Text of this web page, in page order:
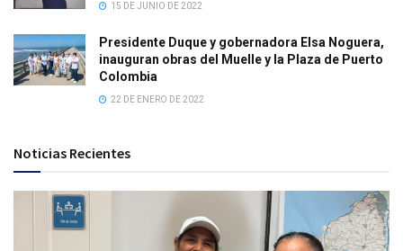
15 DE JUNIO DE 2022
Presidente Duque y gobernadora Elsa Noguera,
inauguran obras del Muelle y la Plaza de Puerto
Colombia
22 DE ENERO DE 2022
Noticias Recientes